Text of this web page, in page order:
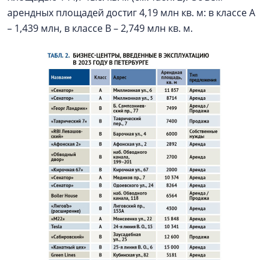
арендных площадей достиг 4,19 млн кв. м: в классе А
– 1,439 млн, в классе В – 2,749 млн кв. м.